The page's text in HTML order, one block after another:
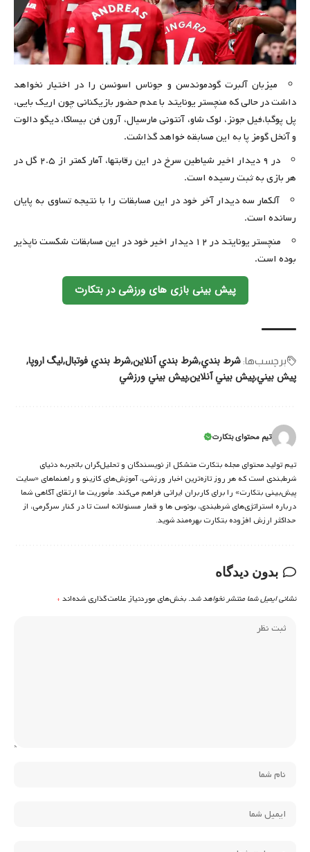
میزبان آلبرت گودموندسن و جوناس اسونسن را در اختیار نخواهد
داشت در حالی که منچستر یونایتد با عدم حضور بازیکنانی چون اریک بایی،
پل پوگبا،‌فیل جونز، لوک شاو،‌ آنتونی مارسیال،‌ آرون فن بیساکا، دیگو دالوت
و آنخل گومز پا به این مسابقه خواهد گذاشت.
در ۹ دیدار اخیر شیاطین سرخ در این رقابتها، آمار کمتر از ۲.۵ گل در
هر بازی به ثبت رسیده است.
آلکمار سه دیدار آخر خود در این مسابقات را با نتیجه تساوی به پایان
رسانده است.
منچستر یونایتد در ۱۲ دیدار اخیر خود در این مسابقات شکست ناپذیر
بوده است.
پیش بینی بازی های ورزشی در بتکارت
برچسب‌‌ها: شرط بنديشرط بندي آنلاينشرط بندي فوتباللیگ اروپا
پيش بينيپيش بيني آنلاينپيش بيني ورزشي
تیم محتوای بتکارت
تیم تولید محتوای مجله بتکارت متشکل از نویسندگان و تحلیل‌گران باتجربه دنیای
شرط‌بندی است که هر روز تازه‌ترین اخبار ورزشی، آموزش‌های کازینو و راهنماهای «سایت
پیش‌بینی بتکارت» را برای کاربران ایرانی فراهم می‌کند. مأموریت ما ارتقای آگاهی شما
درباره استراتژی‌های شرطبندی، بونوس ها و قمار مسئولانه است تا در کنار سرگرمی، از
حداکثر ارزش افزوده بتکارت بهره‌مند شوید.
بدون دیدگاه
نشانی ایمیل شما منتشر نخواهد شد. بخش‌های موردنیاز علامت‌گذاری شده‌اند*